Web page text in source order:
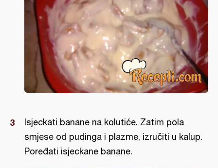
Isjeckati banane na kolutiće. Zatim pola
smjese od pudinga i plazme, izručiti u kalup.
Poređati isjeckane banane.